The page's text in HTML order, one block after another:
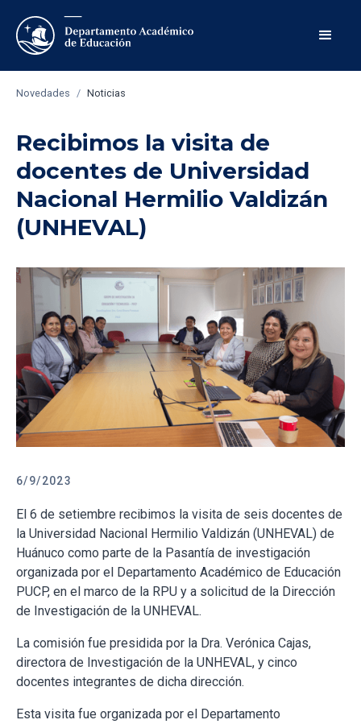
Novedades / Noticias
Recibimos la visita de
docentes de Universidad
Nacional Hermilio Valdizán
(UNHEVAL)
6/9/2023
El 6 de setiembre recibimos la visita de seis docentes de
la Universidad Nacional Hermilio Valdizán (UNHEVAL) de
Huánuco como parte de la Pasantía de investigación
organizada por el Departamento Académico de Educación
PUCP, en el marco de la RPU y a solicitud de la Dirección
de Investigación de la UNHEVAL.
La comisión fue presidida por la Dra. Verónica Cajas,
directora de Investigación de la UNHEVAL, y cinco
docentes integrantes de dicha dirección.
Esta visita fue organizada por el Departamento